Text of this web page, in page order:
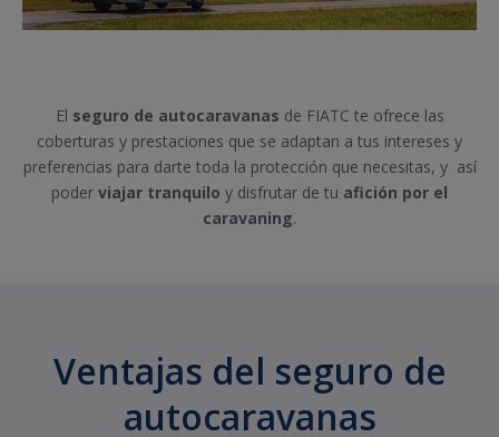
El seguro de autocaravanas de FIATC te ofrece las
coberturas y prestaciones que se adaptan a tus intereses y
preferencias para darte toda la protección que necesitas, y así
poder viajar tranquilo y disfrutar de tu afición por el
caravaning.
Ventajas del seguro de
autocaravanas